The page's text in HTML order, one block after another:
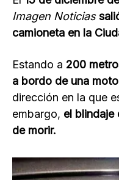
Imagen Noticias
camioneta en la
Estando a 200
a bordo de una
dirección en la que
embargo, el blindaje
de morir.